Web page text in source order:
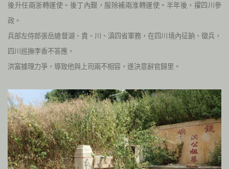
後升任兩浙轉運使。 後丁內艱，服除補兩淮轉運使。半年後，擢四川參
政。
兵部左侍郎張岳總督湖、貴、川、滇四省軍務，在四川境內征餉、徵兵，
四川巡撫李香不答應，
洪富據理力爭，導致他與上司兩不相容，遂決意辭官歸里。